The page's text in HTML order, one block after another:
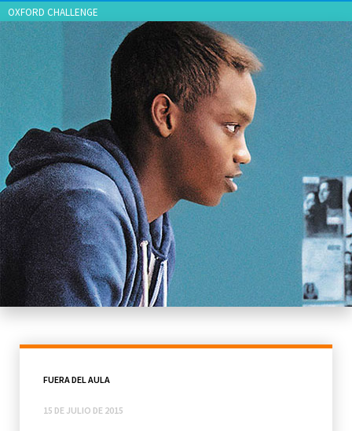
OXFORD CHALLENGE
FUERA DEL AULA
15 DE JULIO DE 2015